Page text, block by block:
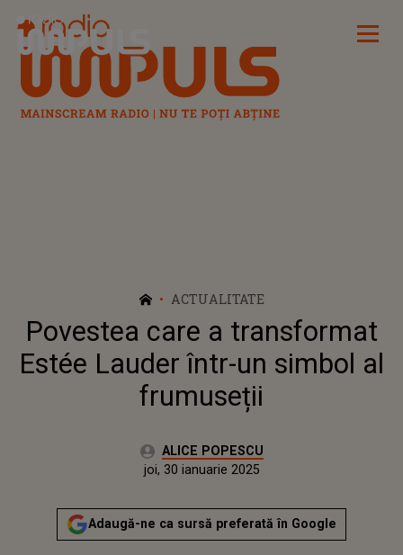
Radio Impuls
ACTUALITATE
Povestea care a transformat
Estée Lauder într-un simbol al
frumuseții
Autor:ALICE POPESCU
duminică, 26 ianuarie 2025Actualizat:
joi, 30 ianuarie 2025
Adaugă-ne ca sursă preferată în Google